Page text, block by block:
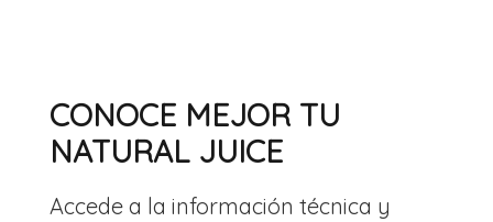
CONOCE MEJOR TU
NATURAL JUICE
Accede a la información técnica y